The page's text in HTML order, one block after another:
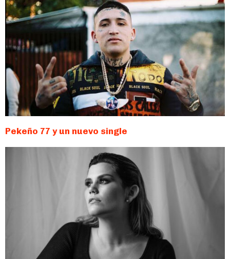
Pekeño 77 y un nuevo single